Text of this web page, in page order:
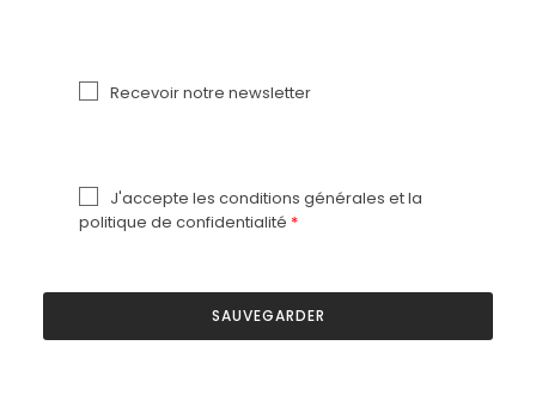
Recevoir notre newsletter
J'accepte les conditions générales et la
politique de confidentialité
SAUVEGARDER